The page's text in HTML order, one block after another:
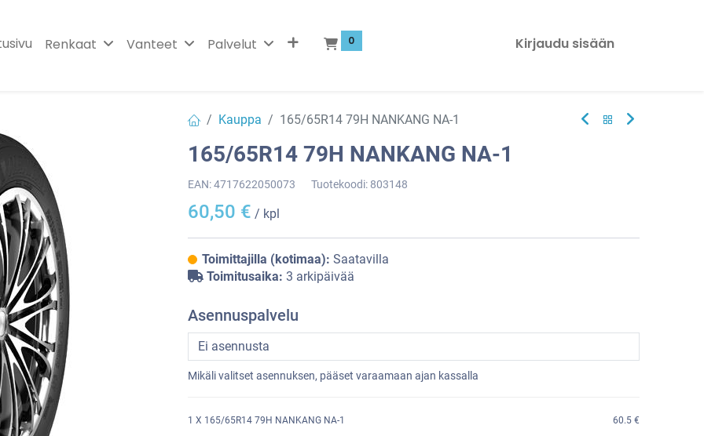
Renkaat Vanteet Palvelut 0 Kirjaudu sisään
Kauppa 165/65R14 79H NANKANG NA-1
165/65R14 79H NANKANG NA-1
EAN:4717622050073 Tuotekoodi: 803148
60,50 € / kpl
Toimittajilla (kotimaa): Saatavilla
Toimitusaika: 3 arkipäivää
Asennuspalvelu
Mikäli valitset asennuksen, pääset varaamaan ajan kassalla
1 X 165/65R14 79H NANKANG NA-1
60.5 €